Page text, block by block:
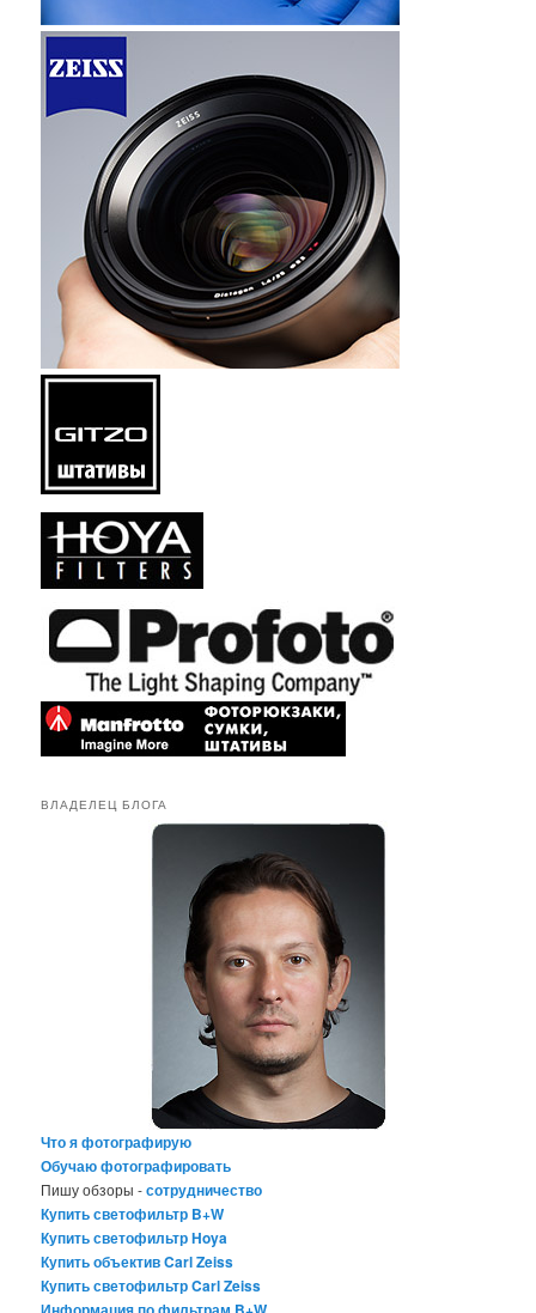
ВЛАДЕЛЕЦ БЛОГА
Что я фотографирую
Обучаю фотографировать
Пишу обзоры -сотрудничество
Купить светофильтр B+W
Купить светофильтр Hoya
Купить объектив Carl Zeiss
Купить светофильтр Carl Zeiss